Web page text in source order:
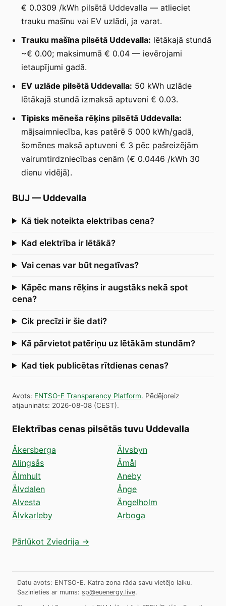
€ 0.0309 /kWh pilsētā Uddevalla — atlieciet
trauku mašīnu vai EV uzlādi, ja varat.
Trauku mašīna pilsētā Uddevalla: lētākajā stundā
~€ 0.00; maksimumā € 0.04 — ievērojami
ietaupījumi gadā.
EV uzlāde pilsētā Uddevalla: 50 kWh uzlāde
lētākajā stundā izmaksā aptuveni € 0.03.
Tipisks mēneša rēķins pilsētā Uddevalla:
mājsaimniecība, kas patērē 5 000 kWh/gadā,
šomēnes maksā aptuveni € 3 pēc pašreizējām
vairumtirdzniecības cenām (€ 0.0446 /kWh 30
dienu vidējā).
BUJ — Uddevalla
Kā tiek noteikta elektrības cena?
Kad elektrība ir lētākā?
Vai cenas var būt negatīvas?
Kāpēc mans rēķins ir augstāks nekā spot
cena?
Cik precīzi ir šie dati?
Kā pārvietot patēriņu uz lētākām stundām?
Kad tiek publicētas rītdienas cenas?
Avots: ENTSO-E Transparency Platform. Pēdējoreiz
atjaunināts: 2026-08-08 (CEST).
Elektrības cenas pilsētās tuvu Uddevalla
Åkersberga
Alingsås
Älmhult
Älvdalen
Alvesta
Älvkarleby
Älvsbyn
Åmål
Aneby
Ånge
Ängelholm
Arboga
Pārlūkot Zviedrija →
Datu avots: ENTSO-E. Katra zona rāda savu vietējo laiku.
Sazinieties ar mums: sp@euenergy.live.